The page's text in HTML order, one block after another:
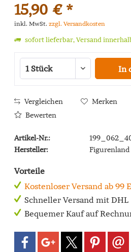
15,90 € *
inkl. MwSt. zzgl. Versandkosten
sofort lieferbar, Versand
In
Vergleichen Merken
Bewerten
Artikel-Nr.:
Hersteller:
Figurenland
Vorteile
Kostenloser Versand ab 99
Schneller Versand mit DHL
Bequemer Kauf auf